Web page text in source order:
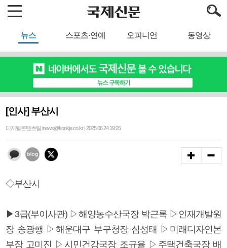
뉴스 스포츠·연예 오피니언 동영상
[인사] 부산시
디지털콘텐츠팀 inews@kookje.co.kr | 2025.06.24 19:25
◇부산시
▶3급(부이사관) ▷해양농수산국장 박근록 ▷인재개발원
장 송광행 ▷해운대구 부구청장 심성태 ▷미래디자인본
부장 고미진 ▷시민건강국장 조규율 ▷주택건축국장 배